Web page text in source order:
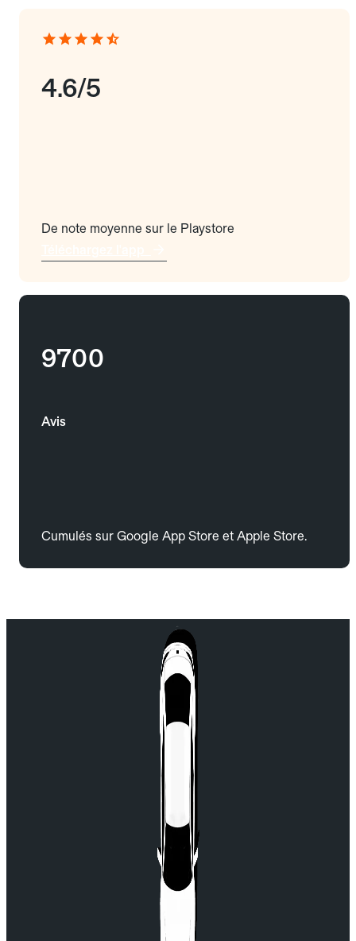
4.6/5
De note moyenne sur le Playstore
9700
Avis
Cumulés sur Google App Store et Apple Store.